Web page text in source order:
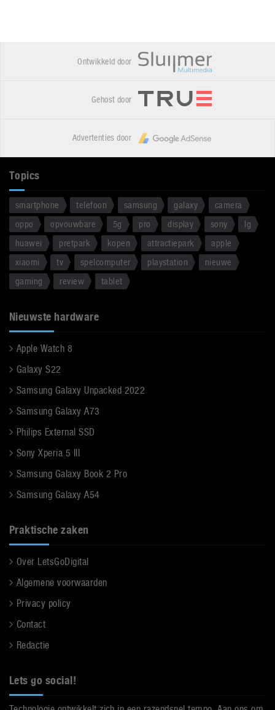
Ontwikkeld door
Gehost door
Advertenties door
Topics
smartphone telefoon samsung galaxy
camera
oppo
opvouwbare 5g pro display sony
lg
huawei
pretpark kopen attractiepark
apple
xiaomi
tv spelcomputer playstation
nieuwe
gaming
review tablet
Nieuwste hardware
Apple Watch 8
Galaxy S22
Samsung Galaxy Unpacked 2022
Samsung Galaxy A73
Philips External SSD
Sony Xperia 5 III
Samsung Galaxy Book 2 Pro
Samsung Galaxy A54
Praktische zaken
Over LetsGoDigital
Algemene voorwaarden
Privacy policy
Contact
Redactie
Lets go social!